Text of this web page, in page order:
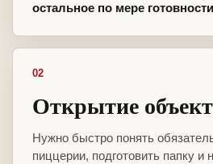
остальное по мере
02
Открытие
Нужно быстро понять
пиццерии, подготовить папку и